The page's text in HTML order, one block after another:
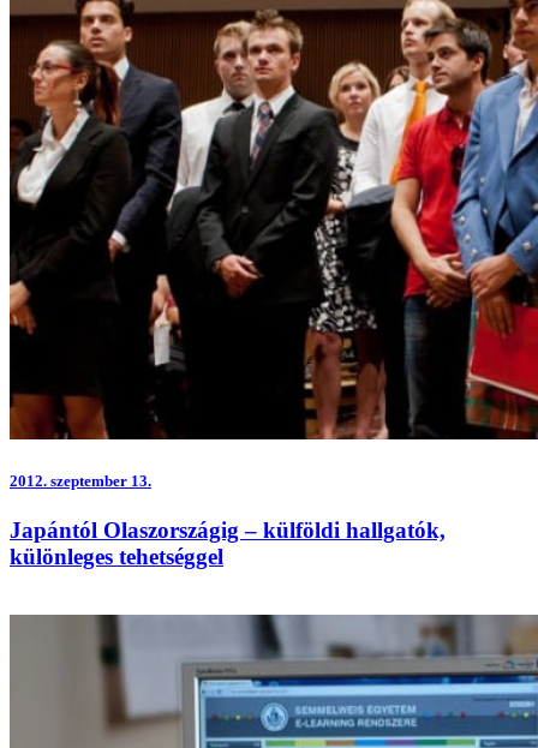
2012. szeptember 13.
Japántól Olaszországig – külföldi hallgatók,
különleges tehetséggel